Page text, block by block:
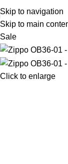
Skip to navigation
Skip to main
Sale
Click to enlarge